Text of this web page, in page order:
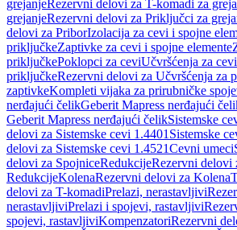
grejanjeRezervni delovi za T-komadi za
grejanjeRezervni delovi za Priključci za
delovi za PriborIzolacija za cevi i spojne
priključkeZaptivke za cevi i spojne elemente
priključkePoklopci za ceviUčvršćenja za cevi
priključkeRezervni delovi za Učvršćenja za
zaptivkeKompleti vijaka za prirubničke
nerđajući čelikGeberit Mapress nerđajući
Geberit Mapress nerđajući čelikSistemske
delovi za Sistemske cevi 1.4401 Sistemske
delovi za Sistemske cevi 1.4521Cevni umeci
delovi za SpojniceRedukcijeRezervni delovi
RedukcijeKolenaRezervni delovi za Kolena
delovi za T-komadiPrelazi, nerastavljivi
nerastavljiviPrelazi i spojevi, rastavljivi
spojevi, rastavljiviKompenzatoriRezervni